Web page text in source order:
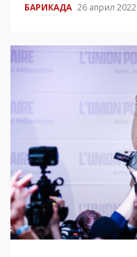
БАРИКАДА 26 април 2022